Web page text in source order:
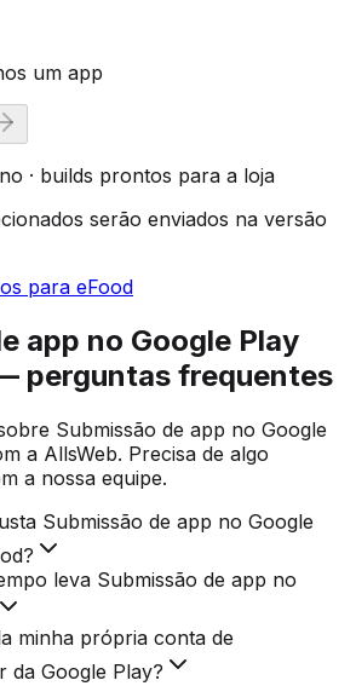
um app
· builds prontos para a loja
serão enviados na versão
para eFood
app no Google Play
perguntas frequentes
Submissão de app no Google
a AllsWeb. Precisa de algo
a nossa equipe.
Submissão de app no Google
leva Submissão de app no
minha própria conta de
da Google Play?